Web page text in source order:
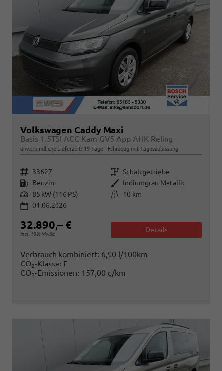
Volkswagen Caddy Maxi
Basis 1.5TSI ACC Kam GV5 App AHK Reling
unverbindliche Lieferzeit: 19 Tage Fahrzeug mit Tageszulassung
Fahrzeugnr. 33627 Getriebe Schaltgetriebe
Kraftstoff Benzin Außenfarbe Indiumgrau Metallic
Leistung 85 kW (116 PS) Kilometerstand
10 km
01.06.2026
32.890,– €
incl. 19% MwSt.
Details
Verbrauch kombiniert: 6,90 l/100km
CO2-Klasse: F
CO2-Emissionen: 157,00 g/km